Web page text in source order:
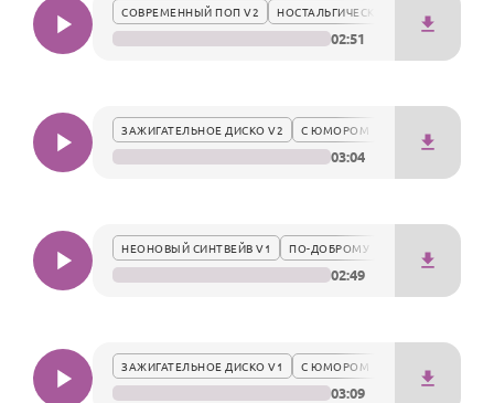
По годам
добрый след в сердце.
СОВРЕМЕННЫЙ ПОП V2 НОСТАЛЬГИЧЕСКИ
02:51
ЗАЖИГАТЕЛЬНОЕ ДИСКО V2 С ЮМОРОМ
03:04
НЕОНОВЫЙ СИНТВЕЙВ V1 ПО-ДОБРОМУ
02:49
ЗАЖИГАТЕЛЬНОЕ ДИСКО V1 С ЮМОРОМ
03:09